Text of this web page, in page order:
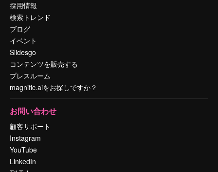
採用情報
検索トレンド
ブログ
イベント
Slidesgo
コンテンツを販売する
プレスルーム
magnific.aiをお探しですか？
お問い合わせ
顧客サポート
Instagram
YouTube
LinkedIn